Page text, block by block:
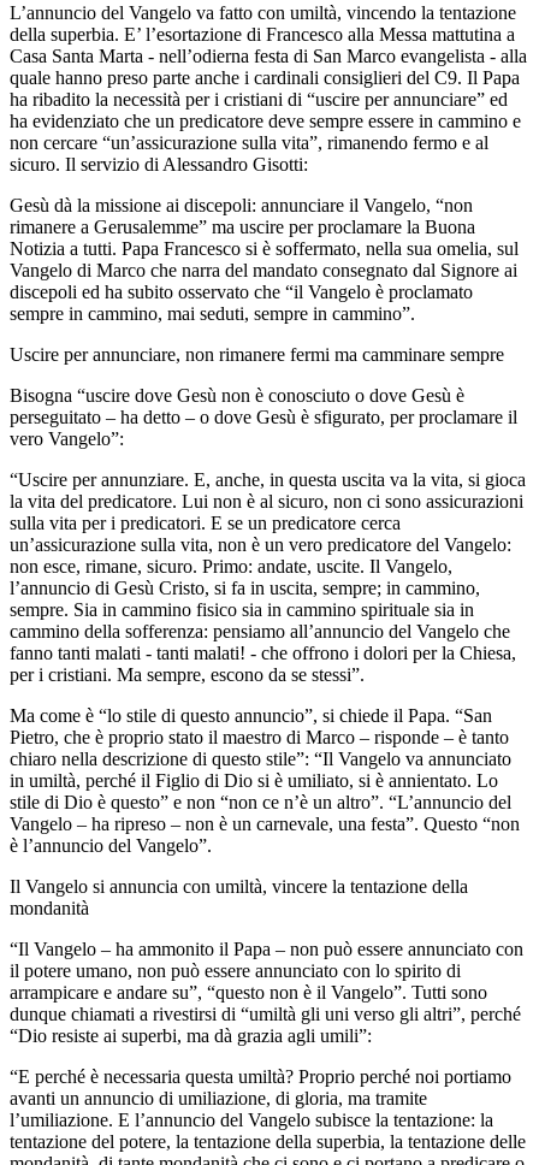
L’annuncio del Vangelo va fatto con umiltà, vincendo la tentazione
della superbia. E’ l’esortazione di Francesco alla Messa mattutina a
Casa Santa Marta - nell’odierna festa di San Marco evangelista - alla
quale hanno preso parte anche i cardinali consiglieri del C9. Il Papa
ha ribadito la necessità per i cristiani di “uscire per annunciare” ed
ha evidenziato che un predicatore deve sempre essere in cammino e
non cercare “un’assicurazione sulla vita”, rimanendo fermo e al
sicuro. Il servizio di Alessandro Gisotti:
Gesù dà la missione ai discepoli: annunciare il Vangelo, “non
rimanere a Gerusalemme” ma uscire per proclamare la Buona
Notizia a tutti. Papa Francesco si è soffermato, nella sua omelia, sul
Vangelo di Marco che narra del mandato consegnato dal Signore ai
discepoli ed ha subito osservato che “il Vangelo è proclamato
sempre in cammino, mai seduti, sempre in cammino”.
Uscire per annunciare, non rimanere fermi ma camminare sempre
Bisogna “uscire dove Gesù non è conosciuto o dove Gesù è
perseguitato – ha detto – o dove Gesù è sfigurato, per proclamare il
vero Vangelo”:
“Uscire per annunziare. E, anche, in questa uscita va la vita, si gioca
la vita del predicatore. Lui non è al sicuro, non ci sono assicurazioni
sulla vita per i predicatori. E se un predicatore cerca
un’assicurazione sulla vita, non è un vero predicatore del Vangelo:
non esce, rimane, sicuro. Primo: andate, uscite. Il Vangelo,
l’annuncio di Gesù Cristo, si fa in uscita, sempre; in cammino,
sempre. Sia in cammino fisico sia in cammino spirituale sia in
cammino della sofferenza: pensiamo all’annuncio del Vangelo che
fanno tanti malati - tanti malati! - che offrono i dolori per la Chiesa,
per i cristiani. Ma sempre, escono da se stessi”.
Ma come è “lo stile di questo annuncio”, si chiede il Papa. “San
Pietro, che è proprio stato il maestro di Marco – risponde – è tanto
chiaro nella descrizione di questo stile”: “Il Vangelo va annunciato
in umiltà, perché il Figlio di Dio si è umiliato, si è annientato. Lo
stile di Dio è questo” e non “non ce n’è un altro”. “L’annuncio del
Vangelo – ha ripreso – non è un carnevale, una festa”. Questo “non
è l’annuncio del Vangelo”.
Il Vangelo si annuncia con umiltà, vincere la tentazione della
mondanità
“Il Vangelo – ha ammonito il Papa – non può essere annunciato con
il potere umano, non può essere annunciato con lo spirito di
arrampicare e andare su”, “questo non è il Vangelo”. Tutti sono
dunque chiamati a rivestirsi di “umiltà gli uni verso gli altri”, perché
“Dio resiste ai superbi, ma dà grazia agli umili”:
“E perché è necessaria questa umiltà? Proprio perché noi portiamo
avanti un annuncio di umiliazione, di gloria, ma tramite
l’umiliazione. E l’annuncio del Vangelo subisce la tentazione: la
tentazione del potere, la tentazione della superbia, la tentazione delle